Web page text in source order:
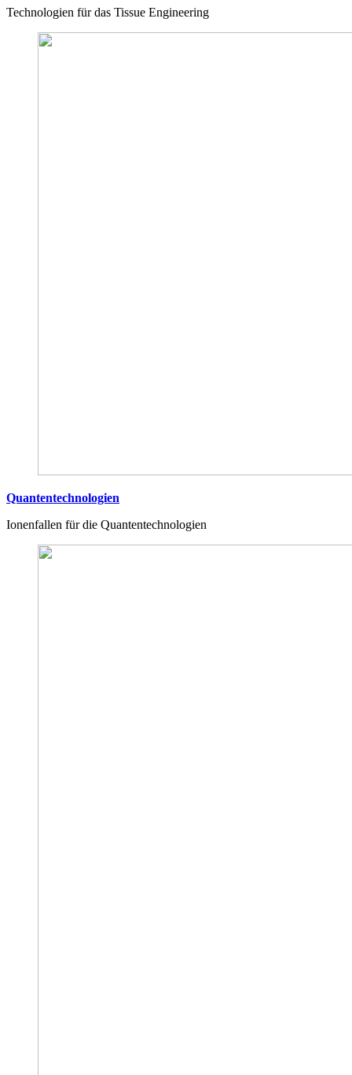
Technologien für das Tissue Engineering
Quantentechnologien
Ionenfallen für die Quantentechnologien